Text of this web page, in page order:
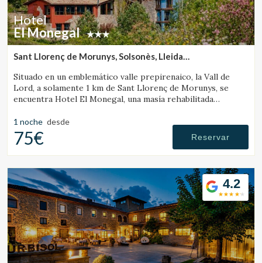
Hotel
El Monegal
Sant Llorenç de Morunys, Solsonès, Lleida
Situado en un emblemático valle prepirenaico, la Vall de
Lord, a solamente 1 km de Sant Llorenç de Morunys, se
encuentra Hotel El Monegal, una masía rehabilitada
1 noche desde
75€ Reservar
4.2